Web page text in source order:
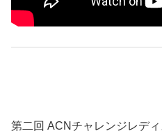
第二回 ACNチャレンジレデ